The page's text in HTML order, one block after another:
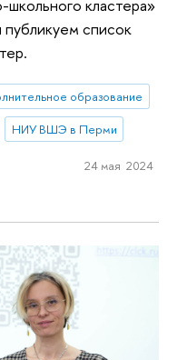
кластера»
список
образование
НИУ ВШЭ в Перми
24 мая 2024